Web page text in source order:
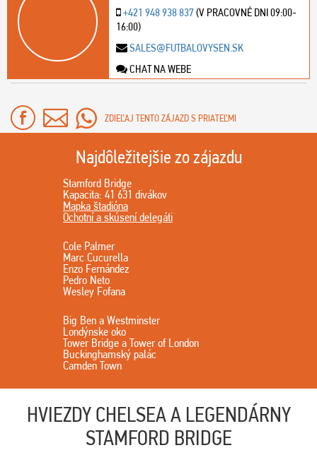
+421 948 938 837(V PRACOVNÉ DNI 09:00-
16:00)
SALES@FUTBALOVYSEN.SK
CHAT NA WEBE
ZDIEĽAJ TENTO ZÁJAZD S PRIATEĽMI
Najdôležitejšie zo zájazdu
Stamford Bridge
Kapacita: 41 631 divákov
Mapka štadióna
Ochotní a skúsení delegáti
Cole Palmer
Marc Cucurella
Enzo Fernández
Pedro Neto
Wesley Fofana
Big Ben a Westminster
Londýnske oko
Tower Bridge a Tower of London
Buckinghamský palác
Camden Town
HVIEZDY CHELSEA A LEGENDÁRNY
STAMFORD BRIDGE